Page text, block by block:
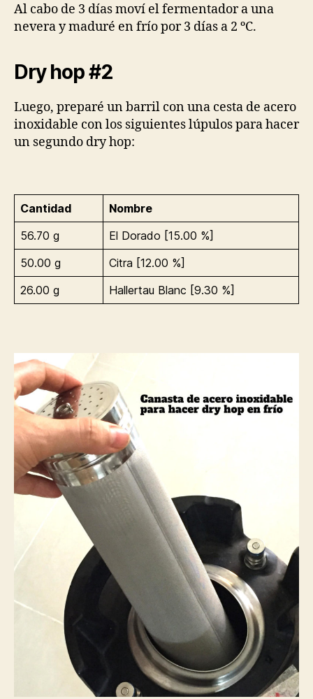
Al cabo de 3 días moví el fermentador a una
nevera y maduré en frío por 3 días a 2 ºC.
Dry hop #2
Luego, preparé un barril con una cesta de acero
inoxidable con los siguientes lúpulos para hacer
un segundo dry hop:
Cantidad
Nombre
56.70 g
El Dorado [15.00 %]
50.00 g
Citra [12.00 %]
26.00 g
Hallertau Blanc [9.30 %]